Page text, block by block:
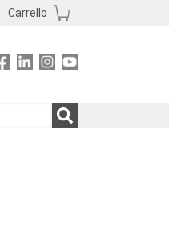
Carrello